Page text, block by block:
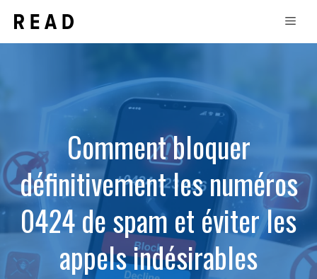
contenu
Comment bloquer
définitivement les numéros
0424 de spam et éviter les
appels indésirables